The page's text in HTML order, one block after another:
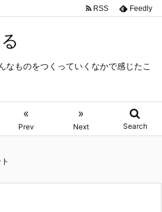
なものをつくっていくなかで感じたこ
«
Prev
»
Next Search
RSS Feedly